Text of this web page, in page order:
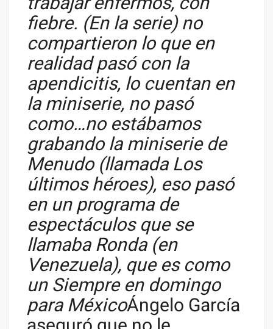
fiebre. (En la serie) no
compartieron lo que en
realidad pasó con la
apendicitis, lo cuentan en
la miniserie, no pasó
como…no estábamos
grabando la miniserie de
Menudo (llamada Los
últimos héroes), eso pasó
en un programa de
espectáculos que se
llamaba Ronda (en
Venezuela), que es como
un Siempre en domingo
para MéxicoÁngelo García